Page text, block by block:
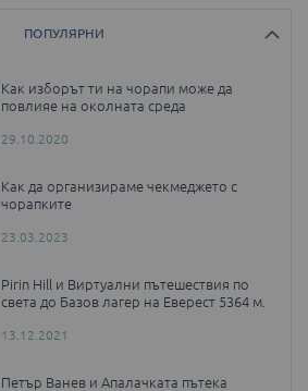
ПОПУЛЯРНИ
Как изборът ти на чорапи може да
повлияе на околната среда
29.10.2020
Как да организираме чекмеджето с
чорапките
23.03.2023
Pirin Hill и Виртуални пътешествия по
света до Базов лагер на Еверест 5364 м.
13.12.2021
Петър Ванев и Апалачката пътека